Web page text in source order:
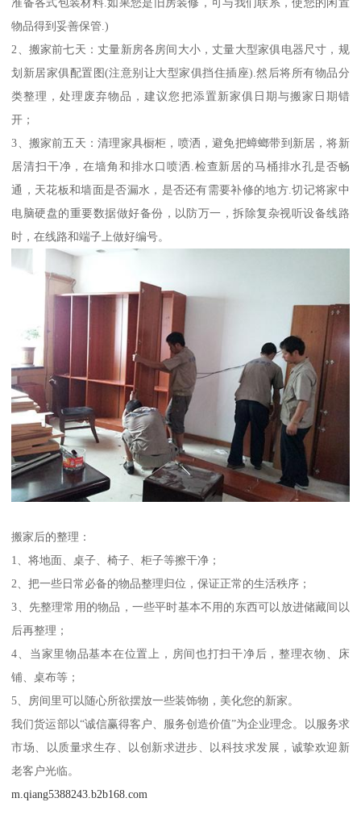
物品得到妥善保管.)
2、搬家前七天：丈量新房各房间大小，丈量大型家俱电器尺寸，规
划新居家俱配置图(注意别让大型家俱挡住插座).然后将所有物品分
类整理，处理废弃物品，建议您把添置新家俱日期与搬家日期错
开；
3、搬家前五天：清理家具橱柜，喷洒，避免把蟑螂带到新居，将新
居清扫干净，在墙角和排水口喷洒.检查新居的马桶排水孔是否畅
通，天花板和墙面是否漏水，是否还有需要补修的地方.切记将家中
电脑硬盘的重要数据做好备份，以防万一，拆除复杂视听设备线路
时，在线路和端子上做好编号。
搬家后的整理：
1、将地面、桌子、椅子、柜子等擦干净；
2、把一些日常必备的物品整理归位，保证正常的生活秩序；
3、先整理常用的物品，一些平时基本不用的东西可以放进储藏间以
后再整理；
4、当家里物品基本在位置上，房间也打扫干净后，整理衣物、床
铺、桌布等；
5、房间里可以随心所欲摆放一些装饰物，美化您的新家。
我们货运部以“诚信赢得客户、服务创造价值”为企业理念。以服务求
市场、以质量求生存、以创新求进步、以科技求发展，诚挚欢迎新
老客户光临。
m.qiang5388243.b2b168.com